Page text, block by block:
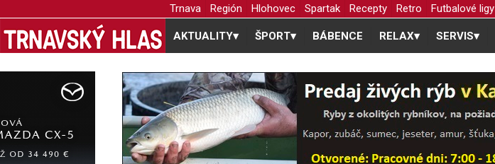
Trnava Región Hlohovec Spartak Recepty Retro Futbalové ligy
AKTUALITY▾ ŠPORT▾ BÁBENCE RELAX▾ SERVIS▾